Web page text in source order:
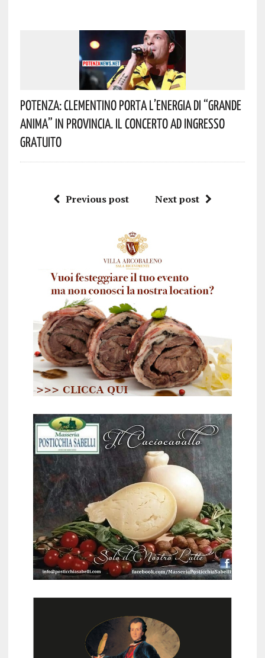
Potenza: Clementino Porta L’energia Di “Grande
Anima” In Provincia. Il Concerto Ad Ingresso
Gratuito
Previous post Next post